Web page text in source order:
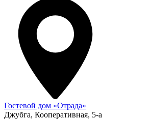
Гостевой дом «Отрада»
Джубга, Кооперативная, 5-а